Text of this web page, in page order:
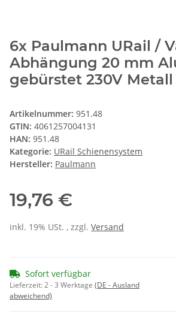
6x Paulmann URail /
Abhängung 20 mm
gebürstet 230V Metall
Artikelnummer: 951.48
GTIN: 4061257004131
HAN: 951.48
Kategorie: URail Schienensystem
Hersteller: Paulmann
19,76 €
inkl. 19% USt. , zzgl. Versand
Sofort verfügbar
Lieferzeit:2 - 3 Werktage (DE - Ausland
abweichend)